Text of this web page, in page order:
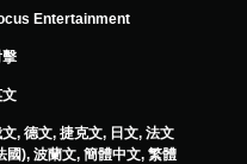
Entertainment
, 德文, 捷克文, 日文, 法文
國), 波蘭文, 簡體中文, 繁體